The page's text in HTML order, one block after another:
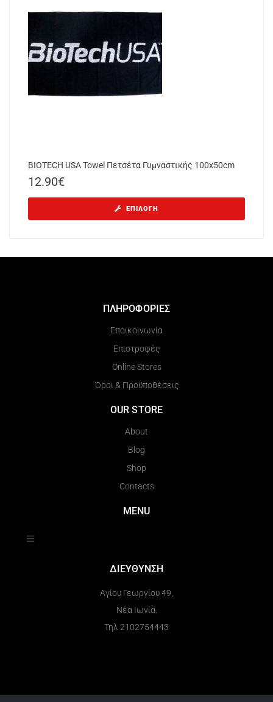
BIOTECH USA Towel Πετσέτα Γυμναστικής 100x50cm
12.90€
ΕΠΙΛΟΓΉ
ΠΛΗΡΟΦΟΡΙΕΣ
Εποικοινωνία
Επιστροφές
Online Stores
Όροι & Προϋποθέσεις
OUR STORE
About
Blog
Shop
Contacts
MENU
ΔΙΕΥΘΥΝΣΗ
Αγίου Γεωργίου 49,
Νέα Ιωνία.
Τηλ 2102754443